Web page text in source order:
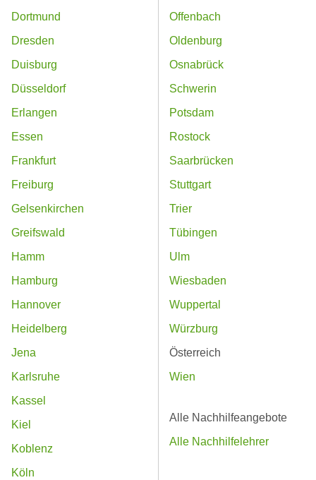
Dortmund
Dresden
Duisburg
Düsseldorf
Erlangen
Essen
Frankfurt
Freiburg
Gelsenkirchen
Greifswald
Hamm
Hamburg
Hannover
Heidelberg
Jena
Karlsruhe
Kassel
Kiel
Koblenz
Köln
Offenbach
Oldenburg
Osnabrück
Schwerin
Potsdam
Rostock
Saarbrücken
Stuttgart
Trier
Tübingen
Ulm
Wiesbaden
Wuppertal
Würzburg
Österreich
Wien
Alle Nachhilfeangebote
Alle Nachhilfelehrer